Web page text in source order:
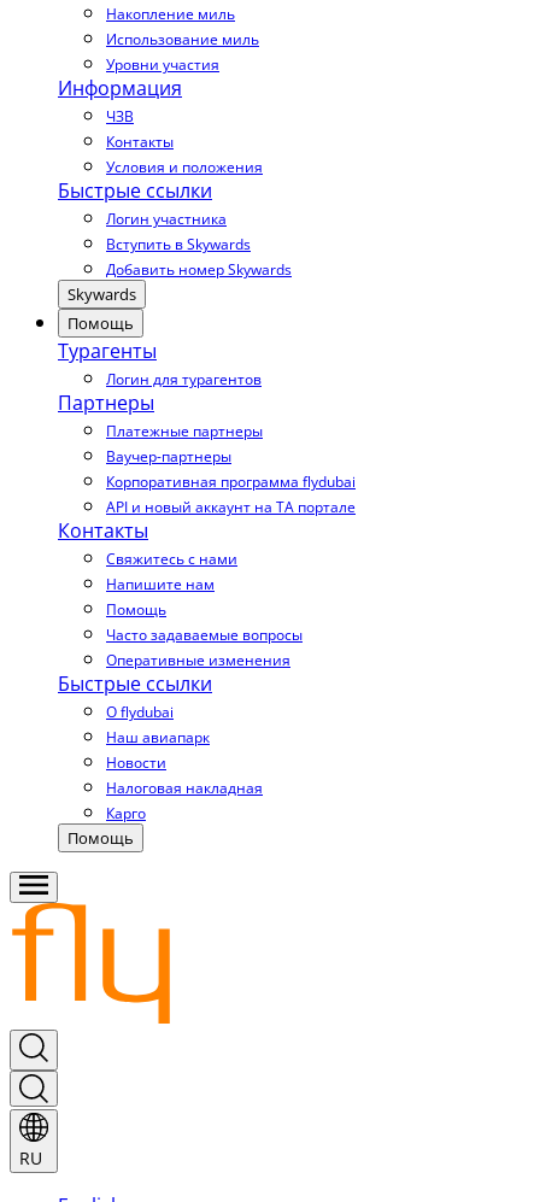
Накопление миль
Использование миль
Уровни участия
Информация
ЧЗВ
Контакты
Условия и положения
Быстрые ссылки
Логин участника
Вступить в Skywards
Добавить номер Skywards
Skywards
Помощь
Турагенты
Логин для турагентов
Партнеры
Платежные партнеры
Ваучер-партнеры
Корпоративная программа flydubai
API и новый аккаунт на TA портале
Контакты
Свяжитесь с нами
Напишите нам
Помощь
Часто задаваемые вопросы
Оперативные изменения
Быстрые ссылки
О flydubai
Наш авиапарк
Новости
Налоговая накладная
Карго
Помощь
RU